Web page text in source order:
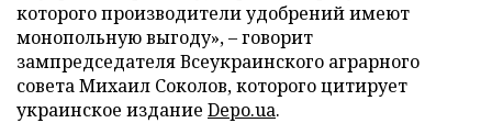
которого производители удобрений имеют
монопольную выгоду», – говорит
зампредседателя Всеукраинского аграрного
совета Михаил Соколов, которого цитирует
украинское издание Depo.ua.